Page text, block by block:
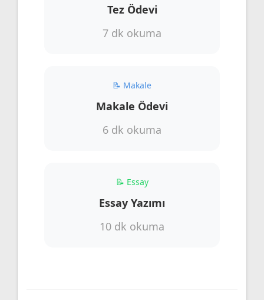
Tez Ödevi
7 dk okuma
📝 Makale
Makale Ödevi
6 dk okuma
📝 Essay
Essay Yazımı
10 dk okuma